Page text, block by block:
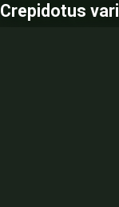
Crepidotus